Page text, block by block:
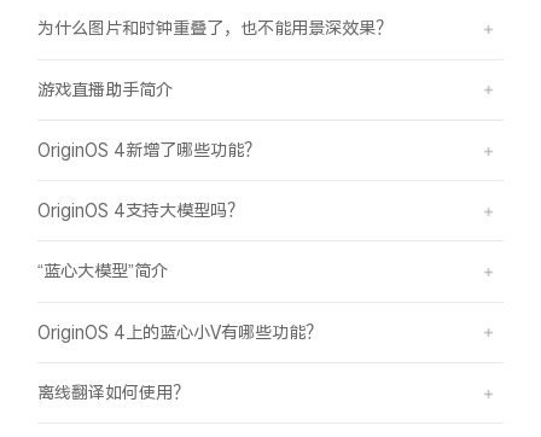
为什么图片和时钟重叠了，也不能用景深效果？
游戏直播助手简介
OriginOS 4新增了哪些功能？
OriginOS 4支持大模型吗？
“蓝心大模型”简介
OriginOS 4上的蓝心小V有哪些功能？
离线翻译如何使用？